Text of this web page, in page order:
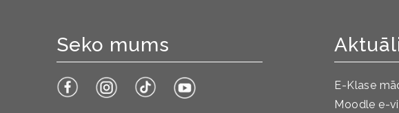
Seko mums
E-Klase
Moodle e-